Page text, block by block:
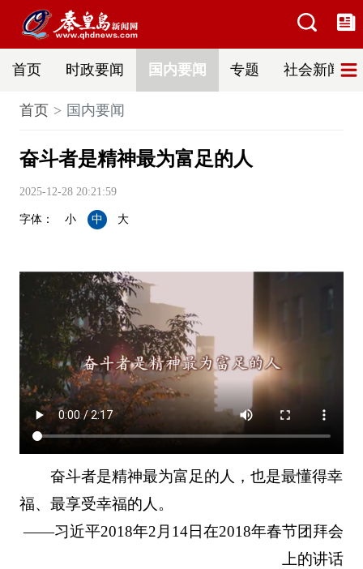
首页 时政要闻 国内要闻 专题 社会新闻
首页 国内要闻
奋斗者是精神最为富足的人
2025-12-28 20:21:59
字体： 小 中 大
奋斗者是精神最为富足的人，也是最懂得幸
福、最享受幸福的人。
——习近平2018年2月14日在2018年春节团拜会
上的讲话